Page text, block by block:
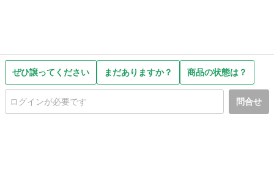
ぜひ譲ってください まだありますか？ 商品の状態は？
問合せ